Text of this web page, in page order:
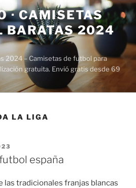
· CAMISETAS
BARATAS 2024
2024 – Camisetas de futbol para
gratuita. Envió gratis desde 69
LA LIGA
españa
las tradicionales franjas blancas